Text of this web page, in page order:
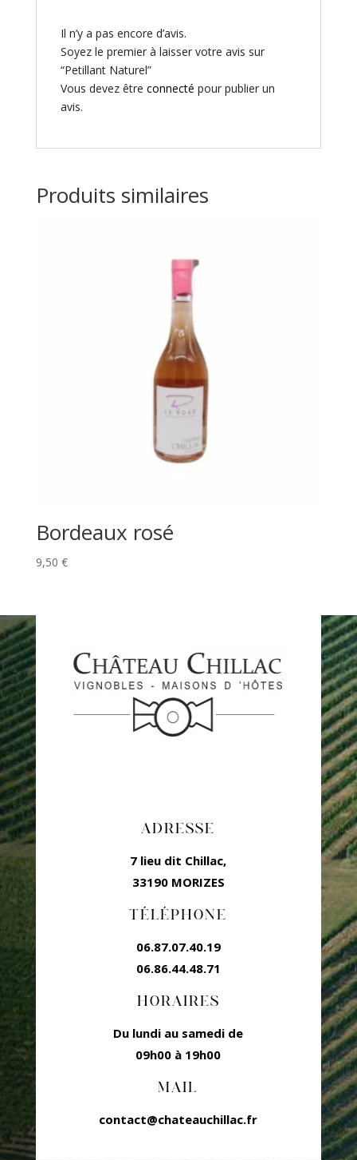
Il n’y a pas encore d’avis.
Soyez le premier à laisser votre avis sur
“Petillant Naturel”
Vous devez être connecté pour publier un
avis.
Produits similaires
Bordeaux rosé
9,50 €
ADRESSE
7 lieu dit Chillac,
33190 MORIZES
TÉLÉPHONE
06.87.07.40.19
06.86.44.48.71
HORAIRES
Du lundi au samedi de
09h00 à 19h00
MAIL
contact@chateauchillac.fr